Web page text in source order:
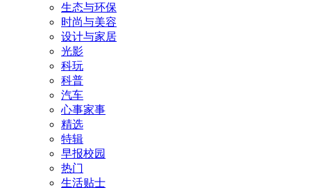
生态与环保
时尚与美容
设计与家居
光影
科玩
科普
汽车
心事家事
精选
特辑
早报校园
热门
生活贴士